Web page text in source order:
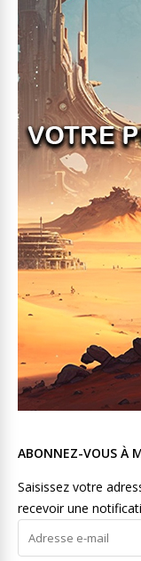
ABONNEZ-VOUS À
Saisissez votre
recevoir une